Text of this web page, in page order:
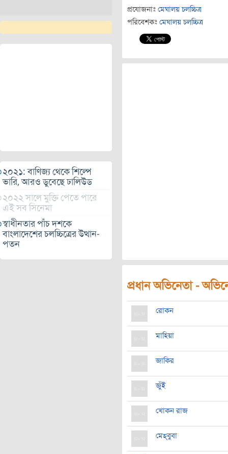
২০২১: বাণিজ্য থেকে শিল্পে
ভারি, আরও ডুবেছে ঢালিউড
২০২২ সালে মুক্তি পেতে পারে
এই সব সিনেমা
স্বাধীনতার পাঁচ দশকে
বাংলাদেশের চলচ্চিত্রের উত্থান-
পতন
প্রযোজনাঃ মেঘালয় চলচ্চিত্র
পরিবেশকঃ মেঘালয় চলচ্চিত্র
প্রধান অভিনেতা -
রোকন
মাহিয়া
জাকির
জুঁই
খোকন রাজ
মেহ্‌বুবা